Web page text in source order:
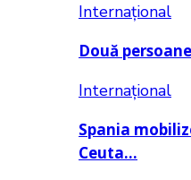
Internațional
Două
Internațional
Spania
Ceuta…